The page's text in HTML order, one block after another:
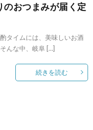
のおつまみが届く定
タイムには、美味しいお酒
んな中、岐阜 […]
続きを読む